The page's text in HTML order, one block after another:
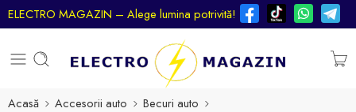
ELECTRO MAGAZIN – Alege lumina potrivită!
Acasă Accesorii auto
Becuri auto